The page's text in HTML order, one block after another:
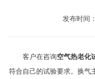
发布时间
客户在咨询空气热老化
符合自己的试验要求。换气